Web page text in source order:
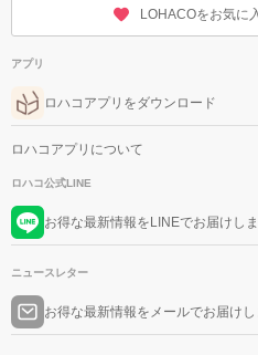
LOHACOをお気に
アプリ
ロハコアプリをダウンロード
ロハコアプリについて
ロハコ公式LINE
お得な最新情報をLINEでお届けし
ニュースレター
お得な最新情報をメールでお届けし